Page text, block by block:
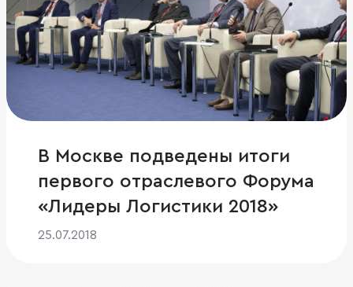
В Москве подведены итоги
первого отраслевого Форума
«Лидеры Логистики 2018»
25.07.2018